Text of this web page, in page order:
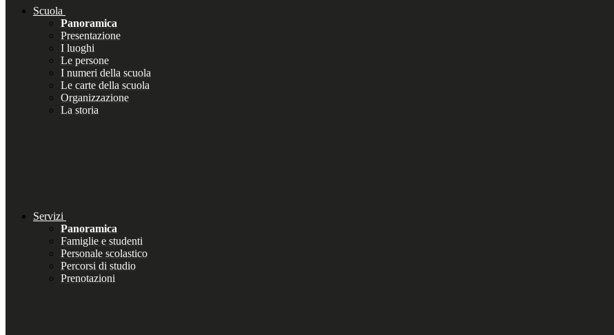
Scuola
Panoramica
Presentazione
I luoghi
Le persone
I numeri della scuola
Le carte della scuola
Organizzazione
La storia
Servizi
Panoramica
Famiglie e studenti
Personale scolastico
Percorsi di studio
Prenotazioni